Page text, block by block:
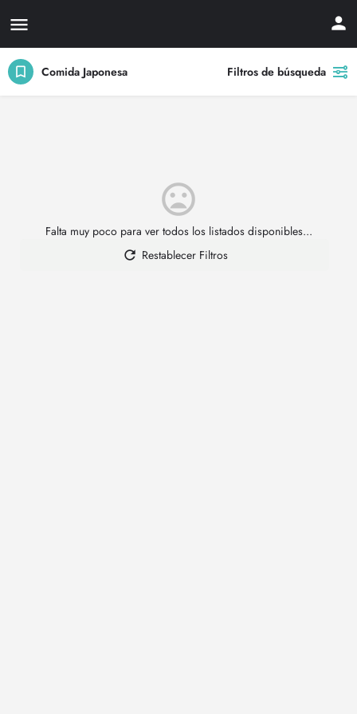
Comida Japonesa Filtros de búsqueda
Falta muy poco para ver todos los listados disponibles...
Restablecer Filtros